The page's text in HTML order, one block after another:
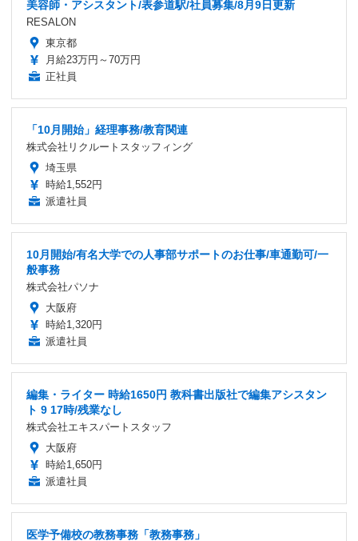
美容師・アシスタント/表参道駅/社員募集/8月9日更新
RESALON
東京都
月給23万円～70万円
正社員
「10月開始」経理事務/教育関連
株式会社リクルートスタッフィング
埼玉県
時給1,552円
派遣社員
10月開始/有名大学での人事部サポートのお仕事/車通勤可/一
般事務
株式会社パソナ
大阪府
時給1,320円
派遣社員
編集・ライター 時給1650円 教科書出版社で編集アシスタン
ト 9 17時/残業なし
株式会社エキスパートスタッフ
大阪府
時給1,650円
派遣社員
医学予備校の教務事務「教務事務」